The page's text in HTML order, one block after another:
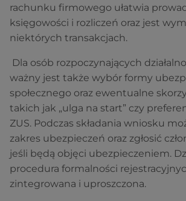
rachunku firmowego ułatwia
księgowości i rozliczeń oraz jest
niektórych transakcjach.
Dla osób rozpoczynających
ważny jest także wybór formy
społecznego oraz ewentualne
takich jak „ulga na start” czy
ZUS. Podczas składania wniosku
zakres ubezpieczeń oraz zgłosić
jeśli będą objęci ubezpieczeniem.
procedura formalności
zintegrowana i uproszczona.